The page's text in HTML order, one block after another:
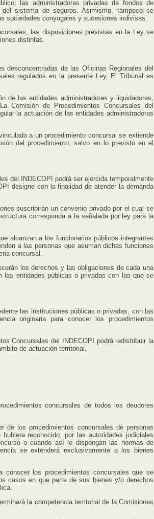
las administradoras privadas de fondos de
sistema de seguros. Asimismo, tampoco se
sociedades conyugales y sucesiones indivisas.
las disposiciones previstas en la Ley se
distintas.
de las Oficinas Regionales del
regulados en la presente Ley. El Tribunal es
las entidades administradoras y liquidadoras,
Comisión de Procedimientos Concursales del
la actuación de las entidades administradoras
a un procedimiento concursal se extiende
del procedimiento, salvo en lo previsto en el
INDECOPI podrá ser ejercida temporalmente
designe con la finalidad de atender la demanda
suscribirán un convenio privado por el cual se
corresponda a la señalada por ley para la
a los funcionarios públicos integrantes
a las personas que asuman dichas funciones
concursal.
los derechos y las obligaciones de cada una
las entidades públicas o privadas con las que se
las instituciones públicas o privadas, con las
originaria para conocer los procedimientos
del INDECOPI podrá redistribuir la
de actuación territorial.
concursales de todos los deudores
procedimientos concursales de personas
reconocido, por las autoridades judiciales
o cuando así lo dispongan las normas de
se extenderá exclusivamente a los bienes
los procedimientos concursales que se
casos en que parte de sus bienes y/o derechos
la competencia territorial de la Comisiones